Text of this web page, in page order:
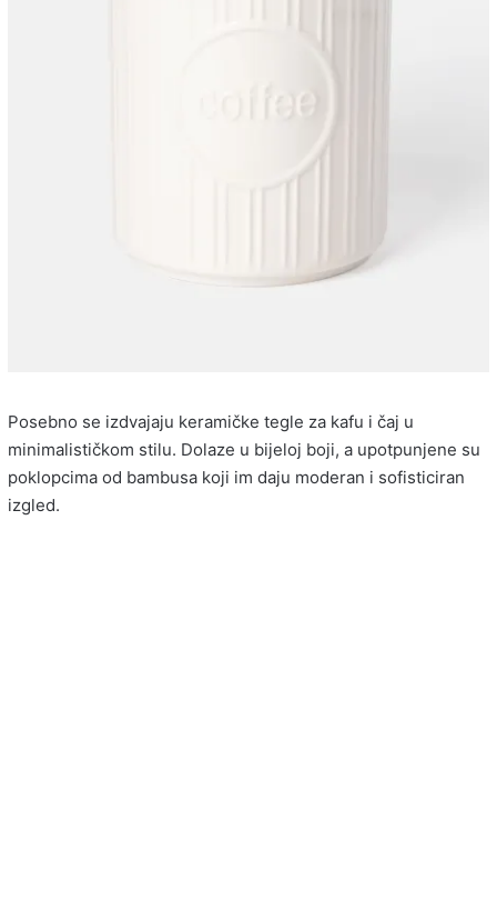
Posebno se izdvajaju keramičke tegle za kafu i čaj u
minimalističkom stilu. Dolaze u bijeloj boji, a upotpunjene su
poklopcima od bambusa koji im daju moderan i sofisticiran
izgled.